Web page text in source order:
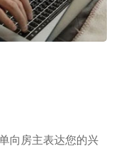
向房主表达您的兴